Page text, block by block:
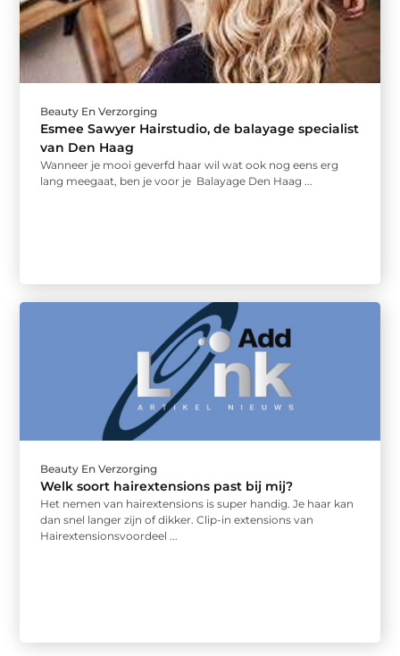
Beauty En Verzorging
Esmee Sawyer Hairstudio, de balayage specialist
van Den Haag
Wanneer je mooi geverfd haar wil wat ook nog eens erg
lang meegaat, ben je voor je Balayage Den Haag ...
Beauty En Verzorging
Welk soort hairextensions past bij mij?
Het nemen van hairextensions is super handig. Je haar kan
dan snel langer zijn of dikker. Clip-in extensions van
Hairextensionsvoordeel ...